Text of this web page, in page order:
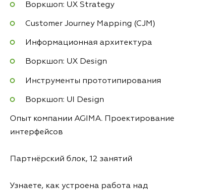
Воркшоп: UX Strategy
Customer Journey Mapping (CJM)
Информационная архитектура
Воркшоп: UX Design
Инструменты прототипирования
Воркшоп: UI Design
Опыт компании AGIMA. Проектирование
интерфейсов
Партнёрский блок, 12 занятий
Узнаете, как устроена работа над